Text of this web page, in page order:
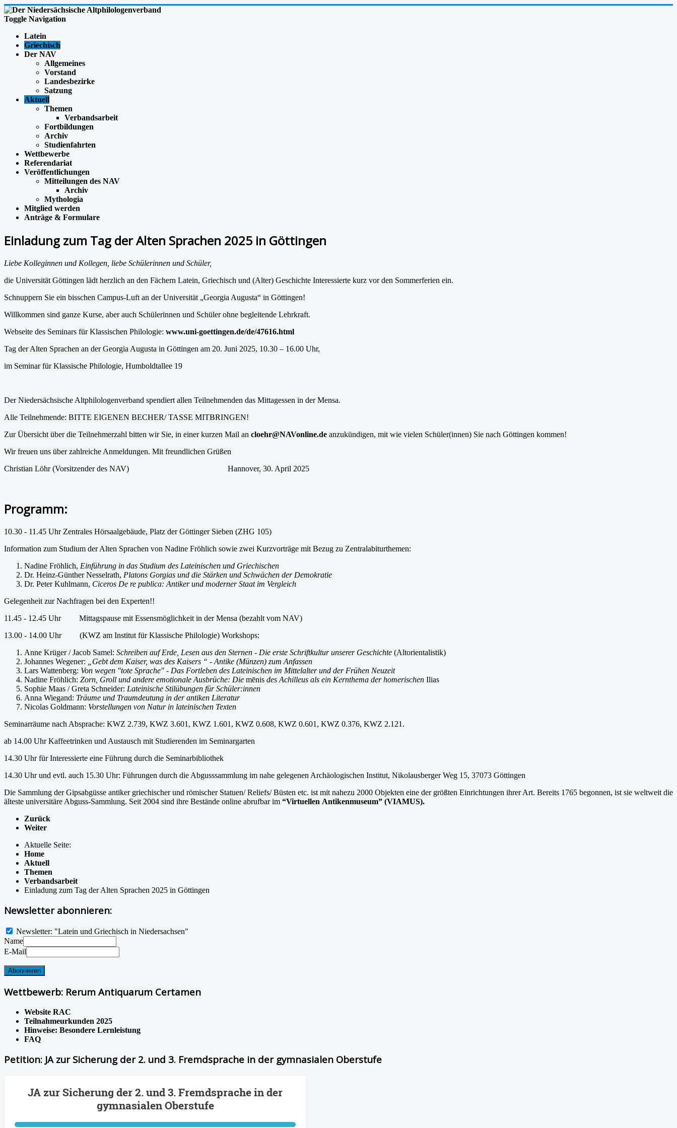
Toggle Navigation
Latein
Griechisch
Der NAV
Allgemeines
Vorstand
Landesbezirke
Satzung
Aktuell
Themen
Verbandsarbeit
Fortbildungen
Archiv
Studienfahrten
Wettbewerbe
Referendariat
Veröffentlichungen
Mitteilungen des NAV
Archiv
Mythologia
Mitglied werden
Anträge & Formulare
Einladung zum Tag der Alten Sprachen 2025 in Göttingen
Liebe Kolleginnen und Kollegen, liebe Schülerinnen und Schüler,
die Universität Göttingen lädt herzlich an den Fächern Latein, Griechisch und (Alter) Geschichte Interessierte kurz vor den Sommerferien ein.
Schnuppern Sie ein bisschen Campus-Luft an der Universität „Georgia Augusta“ in Göttingen!
Willkommen sind ganze Kurse, aber auch Schülerinnen und Schüler ohne begleitende Lehrkraft.
Webseite des Seminars für Klassischen Philologie: www.uni-goettingen.de/de/47616.html
Tag der Alten Sprachen an der Georgia Augusta in Göttingen am 20. Juni 2025, 10.30 – 16.00 Uhr,
im Seminar für Klassische Philologie, Humboldtallee 19
Der Niedersächsische Altphilologenverband spendiert allen Teilnehmenden das Mittagessen in der Mensa.
Alle Teilnehmende: BITTE EIGENEN BECHER/ TASSE MITBRINGEN!
Zur Übersicht über die Teilnehmerzahl bitten wir Sie, in einer kurzen Mail an cloehr@NAVonline.de anzukündigen, mit wie vielen Schüler(innen) Sie nach Göttingen kommen!
Wir freuen uns über zahlreiche Anmeldungen. Mit freundlichen Grüßen
Christian Löhr (Vorsitzender des NAV) Hannover, 30. April 2025
Programm:
10.30 - 11.45 Uhr Zentrales Hörsaalgebäude, Platz der Göttinger Sieben (ZHG 105)
Information zum Studium der Alten Sprachen von Nadine Fröhlich sowie zwei Kurzvorträge mit Bezug zu Zentralabiturthemen:
Nadine Fröhlich, Einführung in das Studium des Lateinischen und Griechischen
Dr. Heinz-Günther Nesselrath, Platons Gorgias und die Stärken und Schwächen der Demokratie
Dr. Peter Kuhlmann, Ciceros De re publica: Antiker und moderner Staat im Vergleich
Gelegenheit zur Nachfragen bei den Experten!!
11.45 - 12.45 Uhr Mittagspause mit Essensmöglichkeit in der Mensa (bezahlt vom NAV)
13.00 - 14.00 Uhr (KWZ am Institut für Klassische Philologie) Workshops:
Anne Krüger / Jacob Samel: Schreiben auf Erde, Lesen aus den Sternen - Die erste Schriftkultur unserer Geschichte (Altorientalistik)
Johannes Wegener:
„Gebt dem Kaiser, was des Kaisers “ - Antike (Münzen) zum Anfassen
Lars Wattenberg: Von wegen "tote Sprache" - Das Fortleben des Lateinischen im Mittelalter und der Frühen Neuzeit
Nadine Fröhlich: Zorn, Groll und andere emotionale Ausbrüche: Die mēnis des Achilleus als ein Kernthema der homerischen Ilias
Sophie Maas / Greta Schneider: Lateinische Stilübungen für Schüler:innen
Anna Wiegand: Träume und Traumdeutung in der antiken Literatur
Nicolas Goldmann: Vorstellungen von Natur in lateinischen Texten
Seminarräume nach Absprache: KWZ 2.739, KWZ 3.601, KWZ 1.601, KWZ 0.608, KWZ 0.601, KWZ 0.376, KWZ 2.121.
ab 14.00 Uhr Kaffeetrinken und Austausch mit Studierenden im Seminargarten
14.30 Uhr für Interessierte eine Führung durch die Seminarbibliothek
14.30 Uhr und evtl. auch 15.30 Uhr: Führungen durch die Abgusssammlung im nahe gelegenen Archäologischen Institut, Nikolausberger Weg 15, 37073 Göttingen
Die Sammlung der Gipsabgüsse antiker griechischer und römischer Statuen/ Reliefs/ Büsten etc. ist mit nahezu 2000 Objekten eine der größten Einrichtungen ihrer Art. Bereits 1765 begonnen, ist sie weltweit die
älteste universitäre Abguss-Sammlung. Seit 2004 sind ihre Bestände online abrufbar im “Virtuellen Antikenmuseum” (VIAMUS).
Zurück
Weiter
Aktuelle Seite:
Home
Aktuell
Themen
Verbandsarbeit
Einladung zum Tag der Alten Sprachen 2025 in Göttingen
Newsletter abonnieren:
Newsletter: "Latein und Griechisch in Niedersachsen"
Name
E-Mail
Wettbewerb: Rerum Antiquarum Certamen
Website RAC
Teilnahmeurkunden 2025
Hinweise: Besondere Lernleistung
FAQ
Petition: JA zur Sicherung der 2. und 3. Fremdsprache in der gymnasialen Oberstufe
JA zur Sicherung der 2. und 3. Fremdsprache in der
gymnasialen Oberstufe